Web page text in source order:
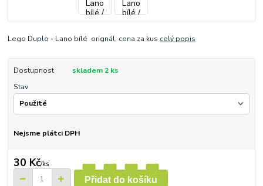
Lego Duplo - Lano bílé orignál, cena za kus celý popis
Dostupnost
skladem 2 ks
Stav
Nejsme plátci DPH
30 Kč/ks
Přidat do košíku